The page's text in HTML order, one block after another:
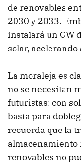
de renovables
2030 y 2033.
instalará un GW
solar,
La moraleja es
no se necesitan
futuristas: con
basta para
recuerda que la
almacenamiento
renovables no